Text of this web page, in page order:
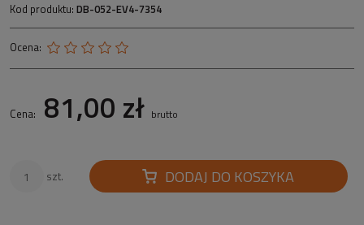
Kod produktu: DB-052-EV4-7354
Ocena:
Cena: 81,00 zł brutto
szt. DODAJ DO KOSZYKA